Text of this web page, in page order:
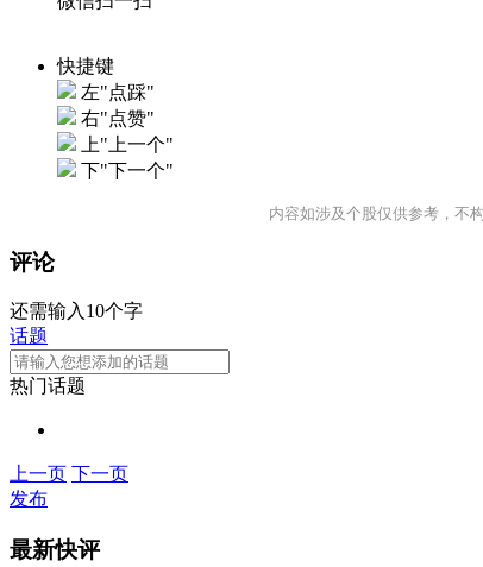
快捷键
左"点踩"
右"点赞"
上"上一个"
下"下一个"
内容如涉及个股仅供参考，不
评论
还需输入10个字
话题
热门话题
上一页 下一页
发布
最新快评